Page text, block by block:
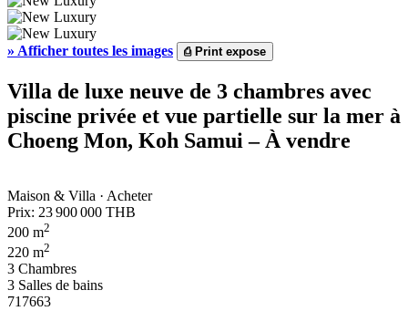
» Afficher toutes les images ⎙Print expose
Villa de luxe neuve de 3 chambres avec
piscine privée et vue partielle sur la mer à
Choeng Mon, Koh Samui – À vendre
Maison & Villa · Acheter
Prix: 23 900 000 THB
200 m2
220 m2
3 Chambres
3 Salles de bains
717663